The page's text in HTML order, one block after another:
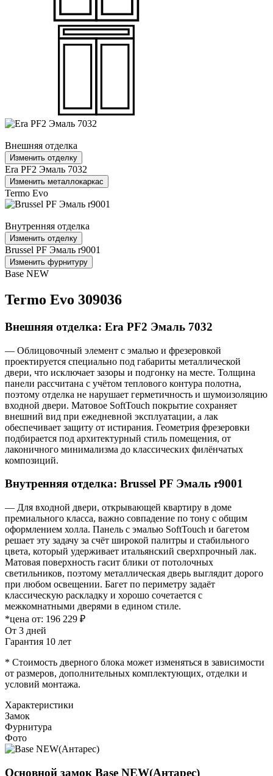
Внешняя отделка
Изменить отделку
Era PF2 Эмаль 7032
Изменить металлокаркас
Termo Evo
Внутренняя отделка
Изменить отделку
Brussel PF Эмаль r9001
Изменить фурнитуру
Base NEW
Termo Evo 309036
Внешняя отделка: Era PF2 Эмаль 7032
— Облицовочный элемент с эмалью и фрезеровкой
проектируется специально под габариты металлической
двери, что исключает зазоры и подгонку на месте. Толщина
панели рассчитана с учётом теплового контура полотна,
поэтому отделка не нарушает герметичность и шумоизоляцию
входной двери. Матовое SoftTouch покрытие сохраняет
внешний вид при ежедневной эксплуатации, а лак
обеспечивает защиту от истирания. Геометрия фрезеровки
подбирается под архитектурный стиль помещения, от
лаконичного минимализма до классических филёнчатых
композиций.
Внутренняя отделка: Brussel PF Эмаль r9001
— Для входной двери, открывающей квартиру в доме
премиального класса, важно совпадение по тону с общим
оформлением холла. Панель с эмалью SoftTouch и багетом
решает эту задачу за счёт широкой палитры и стабильного
цвета, который удерживает итальянский сверхпрочный лак.
Матовая поверхность гасит блики от потолочных
светильников, поэтому металлическая дверь выглядит дорого
при любом освещении. Багет по периметру задаёт
классическую раскладку и хорошо сочетается с
межкомнатными дверями в едином стиле.
*цена от: 196 229 ₽
От 3 дней
Гарантия 10 лет
* Стоимость дверного блока может изменяться в зависимости
от размеров, дополнительных комплектующих, отделки и
условий монтажа.
Характеристики
Замок
Фурнитура
Фото
Основной замок Base NEW(Антарес)